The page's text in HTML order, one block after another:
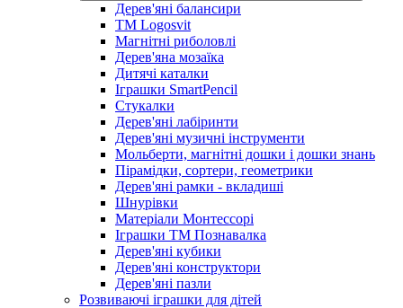
Дерев'яні балансири
TM Logosvit
Магнітні риболовлі
Дерев'яна мозаїка
Дитячі каталки
Іграшки SmartPencil
Стукалки
Дерев'яні лабіринти
Дерев'яні музичні інструменти
Мольберти, магнітні дошки і дошки знань
Пірамідки, сортери, геометрики
Дерев'яні рамки - вкладиші
Шнурівки
Матеріали Монтессорі
Іграшки ТМ Познавалка
Дерев'яні кубики
Дерев'яні конструктори
Дерев'яні пазли
Розвиваючі іграшки для дітей